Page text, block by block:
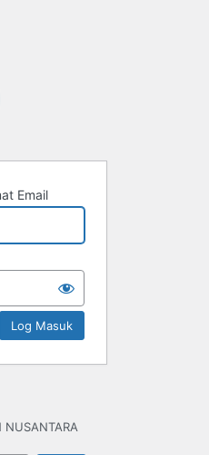
Email